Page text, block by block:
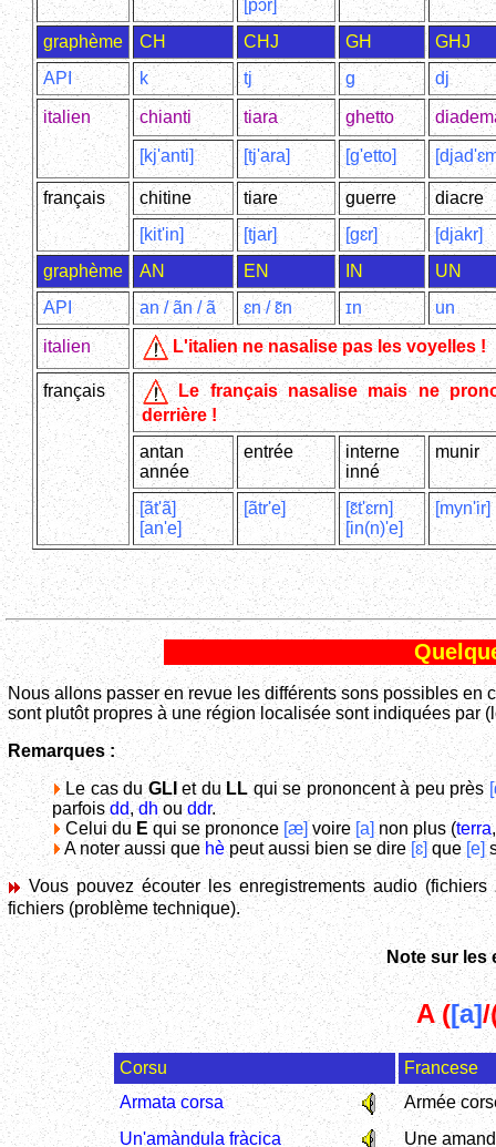
[pɔr]
graphème CH CHJ GH
GHJ
API
k tj g dj
italien chianti tiara ghetto
[kj'anti] [tj'ara] [g'etto]
français chitine tiare guerre
diacre
[kit'in]
[tjar] [gɛr]
[djakr]
graphème
AN EN IN
UN
API
an / ãn / ã ɛn / ɛ̃n ɪn un
italien L'italien ne nasalise pas les voyelles !
français
Le français nasalise mais ne
derrière !
antan
année
entrée
interne
inné
munir
[ãt'ã]
[an'e]
[ãtr'e]
[ɛ̃t'ɛrn]
[in(n)'e]
[myn'ir]
Nous allons passer en revue les différents sons possibles
sont plutôt propres à une région localisée sont indiquées par
Remarques :
Le cas duGLI et duLLqui se prononcent à peu près
parfois dd,dhouddr.
Celui du Equi se prononce [æ] voire [a]non plus (terra
A noter aussi quehèpeut aussi bien se dire [ɛ]que [e]
Vous pouvez écouter les enregistrements audio (fichiers
fichiers (problème technique).
Note sur les
A ([a]/
Corsu
Francese
Armata corsa
Armée
Un'amàndula fràcica
Une